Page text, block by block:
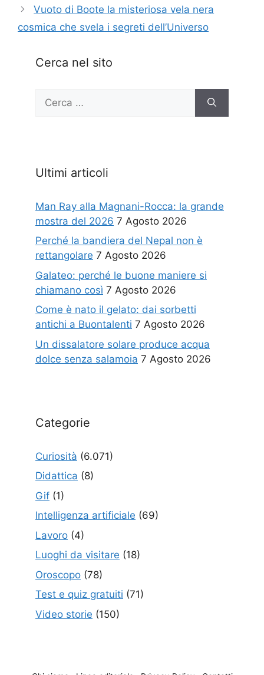
Vuoto di Boote la misteriosa vela nera
cosmica che svela i segreti dell’Universo
Cerca nel sito
per:
Ultimi articoli
Man Ray alla Magnani-Rocca: la grande
mostra del 2026 7 Agosto 2026
Perché la bandiera del Nepal non è
rettangolare 7 Agosto 2026
Galateo: perché le buone maniere si
chiamano così 7 Agosto 2026
Come è nato il gelato: dai sorbetti
antichi a Buontalenti 7 Agosto 2026
Un dissalatore solare produce acqua
dolce senza salamoia 7 Agosto 2026
Categorie
Curiosità (6.071)
Didattica (8)
Gif (1)
Intelligenza artificiale (69)
Lavoro (4)
Luoghi da visitare (18)
Oroscopo (78)
Test e quiz gratuiti (71)
Video storie (150)